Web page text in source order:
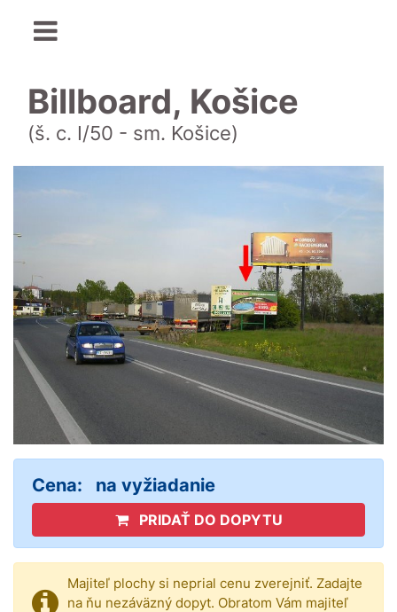
Billboard, Košice
(š. c. I/50 - sm. Košice)
Cena: na vyžiadanie
PRIDAŤ DO DOPYTU
Majiteľ plochy si neprial cenu zverejniť. Zadajte
na ňu nezáväzný dopyt. Obratom Vám majiteľ